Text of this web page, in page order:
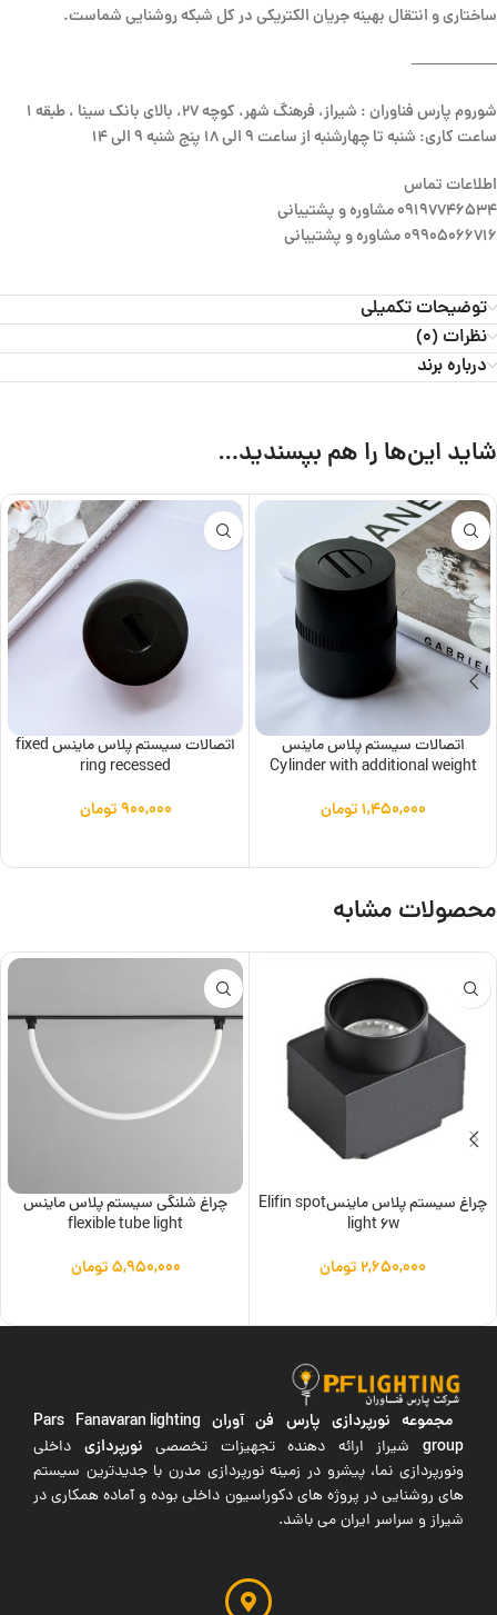
ساختاری و انتقال بهینه جریان الکتریکی در کل شبکه روشنایی شماست.
—————–
شوروم پارس فناوران : شیراز، فرهنگ شهر، کوچه 27، بالای بانک سینا ، طبقه 1
ساعت کاری: شنبه تا چهارشنبه از ساعت 9 الی 18 پنج شنبه 9 الی 14
اطلاعات تماس
09197746534 مشاوره و پشتیبانی
09905066716 مشاوره و پشتیبانی
توضیحات تکمیلی
نظرات (0)
درباره برند
شاید این‌ها را هم بپسندید…
اتصالات سیستم پلاس ماینس
Cylinder with additional weight
۱,۴۵۰,۰۰۰ تومان
اتصالات سیستم پلاس ماینس fixed
ring recessed
۹۰۰,۰۰۰تومان
محصولات مشابه
چراغ سیستم پلاس ماینسElifin spot
light 6w
۲,۶۵۰,۰۰۰تومان
چراغ شلنگی سیستم پلاس ماینس
flexible tube light
۵,۹۵۰,۰۰۰تومان
مجموعه نورپردازی پارس فن آوران Pars Fanavaran lighting
groupشیراز ارائه دهنده تجهیزات تخصصی نورپردازی داخلی
ونورپردازی نما، پیشرو در زمینه نورپردازی مدرن با جدیدترین سیستم
های روشنایی در پروژه های دکوراسیون داخلی بوده و آماده همکاری در
شیراز و سراسر ایران می باشد.